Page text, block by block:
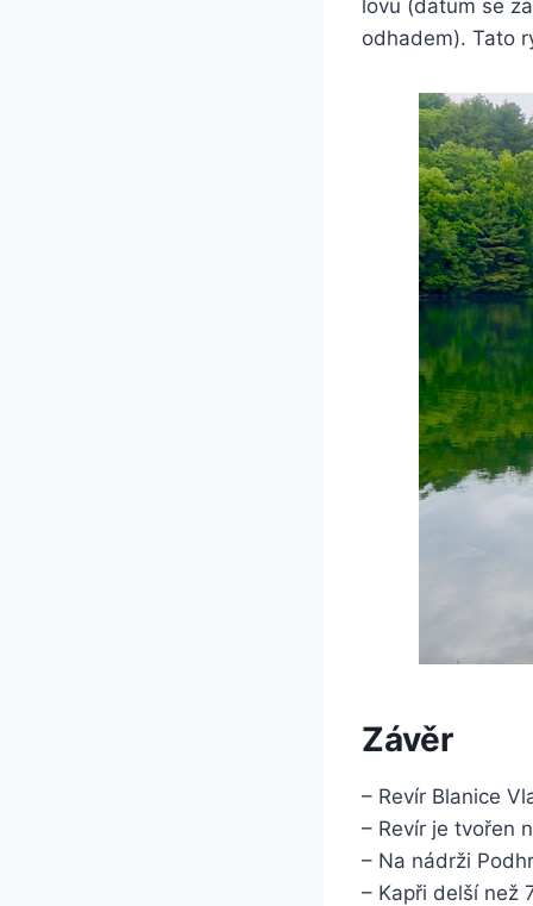
lovu (datum se
odhadem). Tato
Závěr
– Revír Blanice
– Revír je tvořen
– Na nádrži
– Kapři delší než